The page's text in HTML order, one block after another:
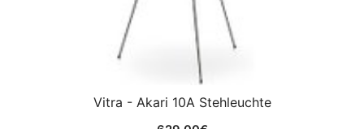
Vitra - Akari 10A Stehleuchte